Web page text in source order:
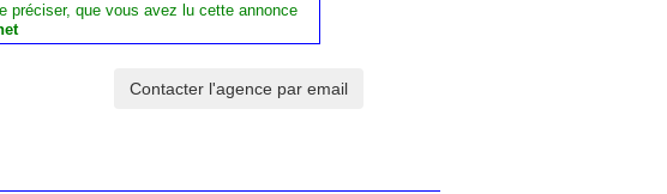
préciser, que vous avez lu cette annonce